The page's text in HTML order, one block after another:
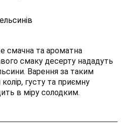
смачна та ароматна
смаку десерту нададуть
Варення за таким
густу та приємну
в міру солодким.